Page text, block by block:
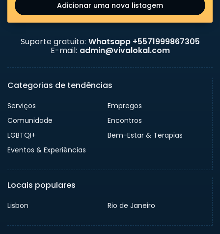
Adicionar uma nova listagem
Suporte gratuito: Whatsapp +5571999867305
E-mail: admin@vivalokal.com
Categorias de tendências
Serviços
Empregos
Comunidade
Encontros
LGBTQI+
Bem-Estar & Terapias
Eventos & Experiências
Locais populares
Lisbon Rio de Janeiro